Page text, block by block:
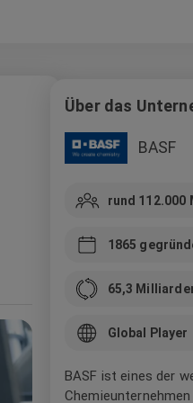
Über das
BASF
rund 112.000
1865
65,3
Global Player
BASF ist eines der